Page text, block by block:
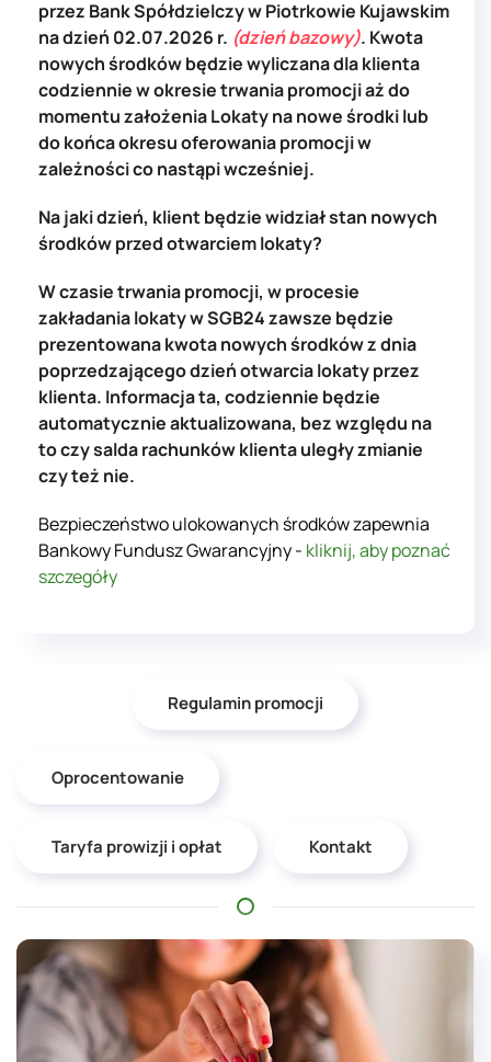
przez Bank Spółdzielczy w Piotrkowie Kujawskim
na dzień 02.07.2026 r. (dzień bazowy). Kwota
nowych środków będzie wyliczana dla klienta
codziennie w okresie trwania promocji aż do
momentu założenia Lokaty na nowe środki lub
do końca okresu oferowania promocji w
zależności co nastąpi wcześniej.
Na jaki dzień, klient będzie widział stan nowych
środków przed otwarciem lokaty?
W czasie trwania promocji, w procesie
zakładania lokaty w SGB24 zawsze będzie
prezentowana kwota nowych środków z dnia
poprzedzającego dzień otwarcia lokaty przez
klienta. Informacja ta, codziennie będzie
automatycznie aktualizowana, bez względu na
to czy salda rachunków klienta uległy zmianie
czy też nie.
Bezpieczeństwo ulokowanych środków zapewnia
Bankowy Fundusz Gwarancyjny - kliknij, aby poznać
szczegóły
Regulamin promocji
Oprocentowanie
Taryfa prowizji i opłat Kontakt